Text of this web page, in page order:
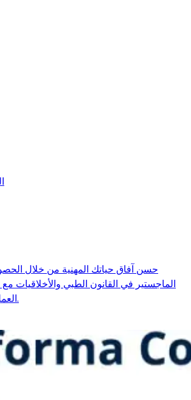
حسن آفاق حياتك المهنية من خلال
الماجستير في القانون الطبي والأخلاقيات
العمل بدوام كامل.